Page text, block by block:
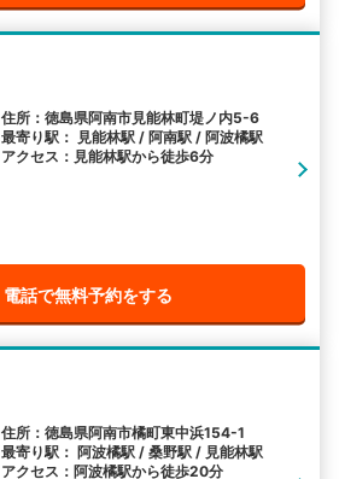
住所：徳島県阿南市見能林町堤ノ内5-6
最寄り駅： 見能林駅 / 阿南駅 / 阿波橘駅
アクセス：見能林駅から徒歩6分
電話で無料予約をする
住所：徳島県阿南市橘町東中浜154-1
最寄り駅： 阿波橘駅 / 桑野駅 / 見能林駅
アクセス：阿波橘駅から徒歩20分